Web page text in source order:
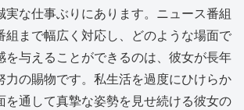
実な仕事ぶりにあります。ニュース番組
組まで幅広く対応し、どのような場面で
を与えることができるのは、彼女が長年
力の賜物です。私生活を過度にひけらか
を通して真摯な姿勢を見せ続ける彼女の